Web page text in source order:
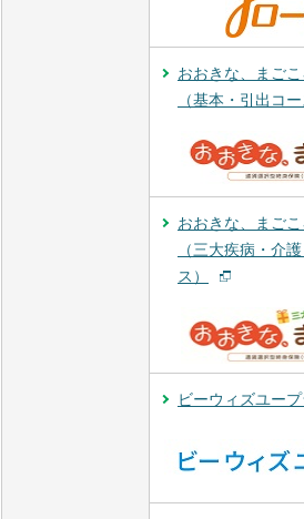
おおきな、まごこ
（基本・引出コー
おおきな、まごこ
（三大疾病・介
ス）
ビーウィズユー